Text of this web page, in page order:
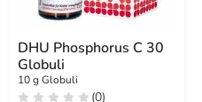
DHU Phosphorus C 30
Globuli
10 g Globuli
(0)